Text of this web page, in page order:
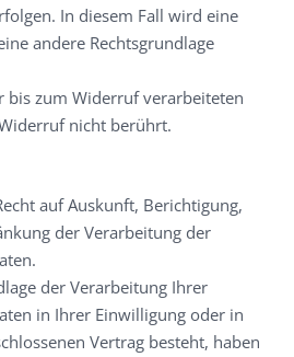
In diesem Fall wird eine
andere Rechtsgrundlage
bis zum Widerruf verarbeiteten
nicht berührt.
auf Auskunft, Berichtigung,
der Verarbeitung der
der Verarbeitung Ihrer
in Ihrer Einwilligung oder in
Vertrag besteht, haben